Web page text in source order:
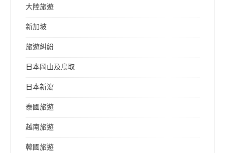
大陸旅遊
新加坡
旅遊糾紛
日本岡山及鳥取
日本新瀉
泰國旅遊
越南旅遊
韓國旅遊